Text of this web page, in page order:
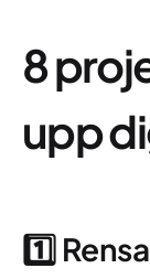
8
upp
1️⃣